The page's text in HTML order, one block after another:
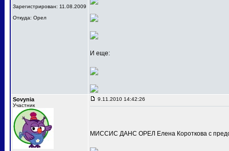
Зарегистрирован: 11.08.2009
Откуда: Орел
И еще:
Sovynia
Участник
9.11.2010 14:42:26
МИССИС ДАНС ОРЕЛ Елена Короткова с